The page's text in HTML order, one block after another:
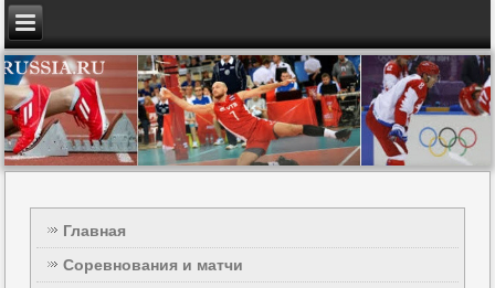
Главная
Соревнования и матчи